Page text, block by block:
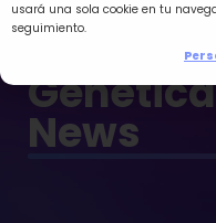
usará una sola cookie en tu
seguimiento.
News